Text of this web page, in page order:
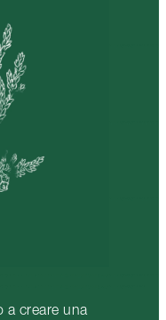
a creare una